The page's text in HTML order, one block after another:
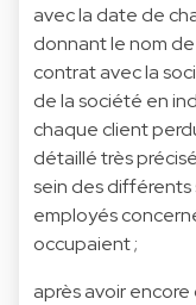
avec la date de
donnant le nom
contrat avec la
de la société en
chaque client
détaillé très
sein des différents
employés
occupaient ;
après avoir encore